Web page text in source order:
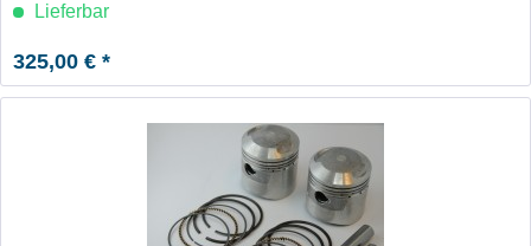
Lieferbar
325,00 € *